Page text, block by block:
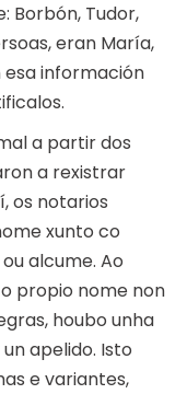
Borbón, Tudor,
eran María,
esa información
a partir dos
a rexistrar
os notarios
xunto co
alcume. Ao
propio nome non
houbo unha
apelido. Isto
e variantes,